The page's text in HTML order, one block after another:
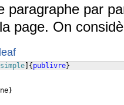
paragraphe par
page. On
{ publivre}
}